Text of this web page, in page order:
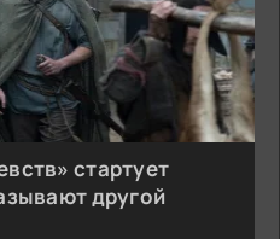
стартует
другой